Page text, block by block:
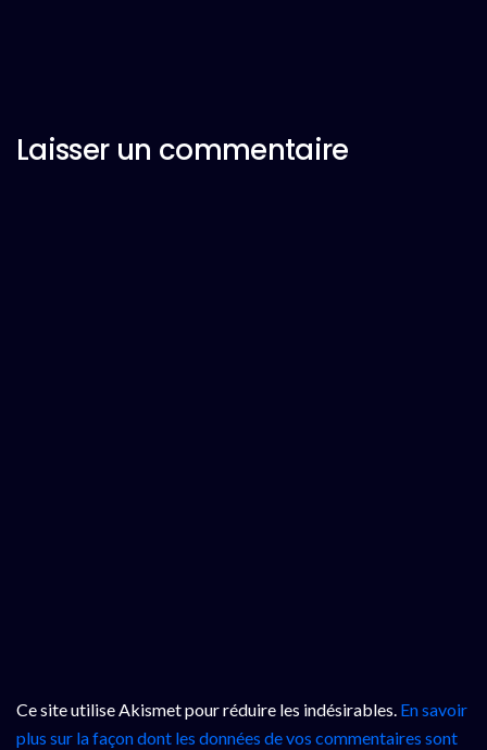
Laisser un commentaire
Ce site utilise Akismet pour réduire les indésirables. En savoir
plus sur la façon dont les données de vos commentaires sont